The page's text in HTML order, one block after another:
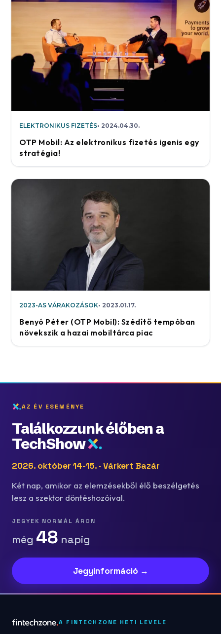
ELEKTRONIKUS FIZETÉS 2024.04.30.
OTP Mobil: Az elektronikus fizetés igenis egy
stratégia!
2023-AS VÁRAKOZÁSOK 2023.01.17.
Benyó Péter (OTP Mobil): Szédítő tempóban
növekszik a hazai mobiltárca piac
AZ ÉV ESEMÉNYE
Találkozzunk élőben a
TechShow
2026. október 14-15. · Várkert Bazár
Két nap, amikor az elemzésekből élő beszélgetés
lesz a szektor döntéshozóival.
JEGYEK NORMÁL ÁRON
még 48 napig
Jegyinformáció →
A FINTECHZONE HETI LEVELE